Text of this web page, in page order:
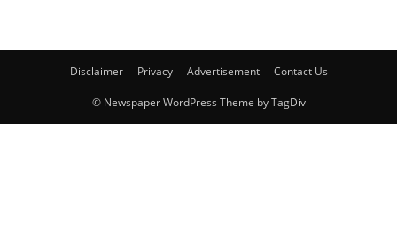
Disclaimer Privacy Advertisement Contact Us
© Newspaper WordPress Theme by TagDiv